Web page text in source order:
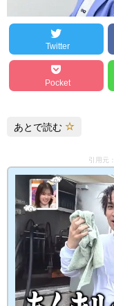
Twitter
Pocket
あとで読む
引用元：